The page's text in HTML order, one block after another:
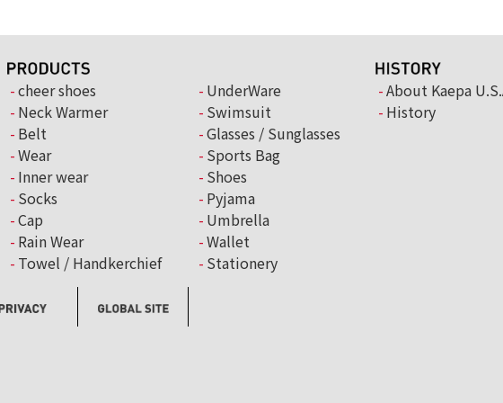
cheer shoes
UnderWare
Neck Warmer
Swimsuit
Belt
Glasses / Sunglasses
Wear
Sports Bag
Inner wear
Shoes
Socks
Pyjama
Cap
Umbrella
Rain Wear
Wallet
Towel / Handkerchief
Stationery
About Kaepa
History